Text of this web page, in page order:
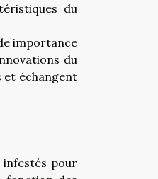
du
importance
du
et échangent
infestés pour